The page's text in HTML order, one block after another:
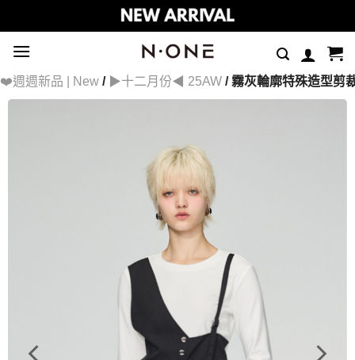
to
content
❤️週週新品 | New / ▶十二月份◀ 25AW / 霧灰輪廓特殊造型剪